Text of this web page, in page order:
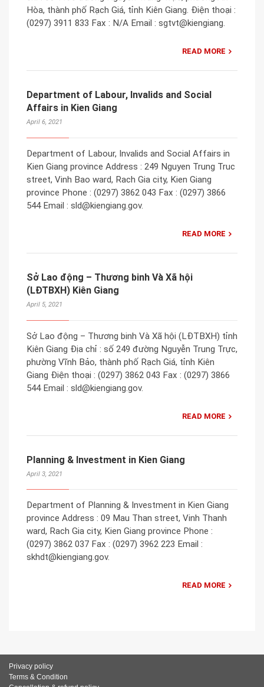
Hòa, thành phố Rạch Giá, tỉnh Kiên Giang. Điện thoại :
(0297) 3911 833 Fax : N/A Email : sgtvt@kiengiang.
READ MORE
Department of Labour, Invalids and Social
Affairs in Kien Giang
April 6, 2021
Department of Labour, Invalids and Social Affairs in
Kien Giang province Address : 249 Nguyen Trung Truc
street, Vinh Bao ward, Rach Gia city, Kien Giang
province Phone : (0297) 3862 043 Fax : (0297) 3866
544 Email : sld@kiengiang.gov.
READ MORE
Sở Lao động – Thương binh Và Xã hội
(LĐTBXH) Kiên Giang
April 5, 2021
Sở Lao động – Thương binh Và Xã hội (LĐTBXH) tỉnh
Kiên Giang Địa chỉ : số 249 đường Nguyễn Trung Trực,
phường Vĩnh Bảo, thành phố Rạch Giá, tỉnh Kiên
Giang Điện thoại : (0297) 3862 043 Fax : (0297) 3866
544 Email : sld@kiengiang.gov.
READ MORE
Planning & Investment in Kien Giang
April 3, 2021
Department of Planning & Investment in Kien Giang
province Address : 09 Mau Than street, Vinh Thanh
ward, Rach Gia city, Kien Giang province Phone :
(0297) 3862 037 Fax : (0297) 3962 223 Email :
skhdt@kiengiang.gov.
READ MORE
Privacy policy
Terms & Condition